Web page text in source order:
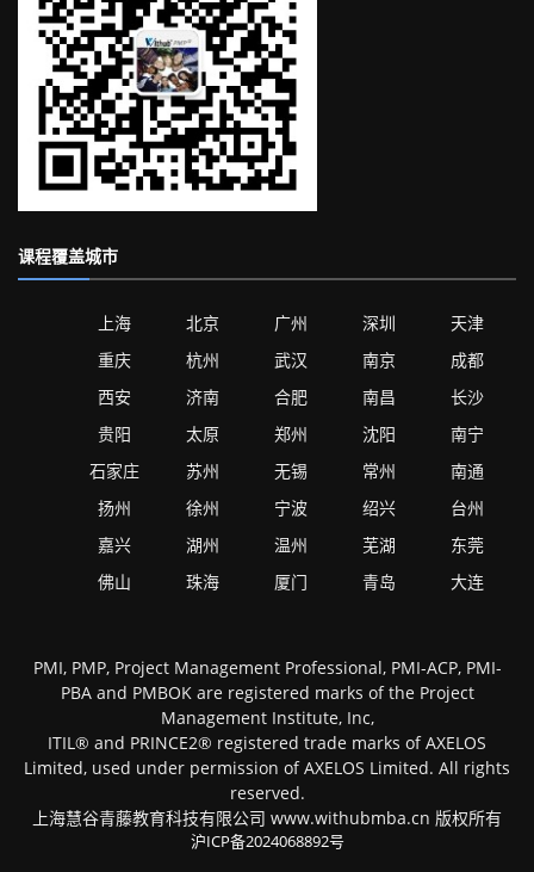
课程覆盖城市
上海 北京 广州 深圳
天津
重庆
杭州 武汉 南京
成都
西安
济南 合肥 南昌
长沙
贵阳
太原 郑州 沈阳
南宁
石家庄
苏州 无锡 常州
南通
扬州
徐州 宁波 绍兴
台州
嘉兴
湖州 温州 芜湖
东莞
佛山
珠海 厦门 青岛 大连
PMI, PMP, Project Management Professional, PMI-ACP, PMI-
PBA and PMBOK are registered marks of the Project
Management Institute, Inc,
ITIL® and PRINCE2® registered trade marks of AXELOS
Limited, used under permission of AXELOS Limited. All rights
reserved.
上海慧谷青藤教育科技有限公司 www.withubmba.cn 版权所有
沪ICP备2024068892号